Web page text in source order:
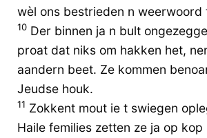
wèl ons bestrieden n weerwoord
10 Der binnen ja n bult
proat dat niks om hakken het,
aandern beet. Ze kommen
Jeudse houk.
11 Zokkent mout ie t swiegen
Haile femilies zetten ze ja op kop